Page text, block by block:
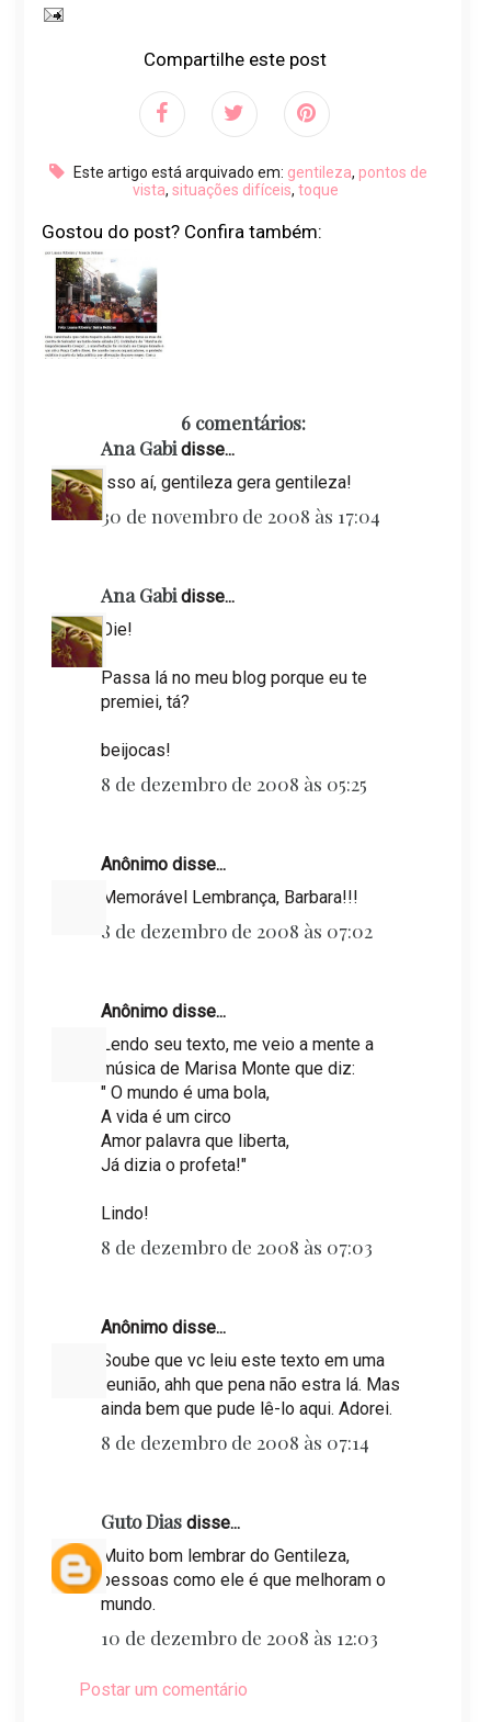
Compartilhe este post
Este artigo está arquivado em: gentileza, pontos de
vista, situações difíceis, toque
Gostou do post? Confira também:
6 comentários:
Ana Gabidisse...
Isso aí, gentileza gera gentileza!
30 de novembro de 2008 às 17:04
Ana Gabidisse...
Oie!
Passa lá no meu blog porque eu te
premiei, tá?
beijocas!
8 de dezembro de 2008 às 05:25
Anônimo disse...
Memorável Lembrança, Barbara!!!
8 de dezembro de 2008 às 07:02
Anônimo disse...
Lendo seu texto, me veio a mente a
música de Marisa Monte que diz:
" O mundo é uma bola,
A vida é um circo
Amor palavra que liberta,
Já dizia o profeta!"
Lindo!
8 de dezembro de 2008 às 07:03
Anônimo disse...
Soube que vc leiu este texto em uma
reunião, ahh que pena não estra lá. Mas
ainda bem que pude lê-lo aqui. Adorei.
8 de dezembro de 2008 às 07:14
Guto Diasdisse...
Muito bom lembrar do Gentileza,
pessoas como ele é que melhoram o
mundo.
10 de dezembro de 2008 às 12:03
Postar um comentário